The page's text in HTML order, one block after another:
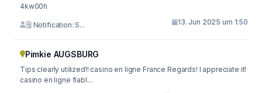
4kw00h
🗒 Notification: S... 13. Jun 2025 um 1:50
Pimkie AUGSBURG
Tips clearly utilized!! casino en ligne France Regards! I appreciate it!
casino en ligne fiabl...